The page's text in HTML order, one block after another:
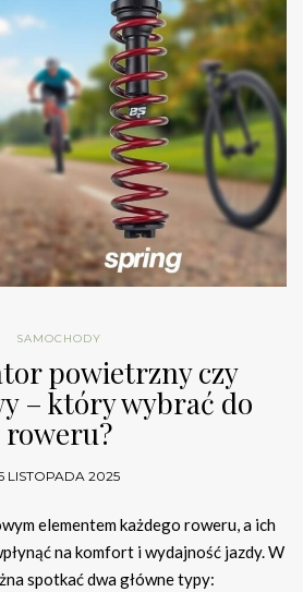
SAMOCHODY
powietrzny czy
– który wybrać do
roweru?
LISTOPADA 2025
elementem każdego roweru, a ich
na komfort i wydajność jazdy. W
spotkać dwa główne typy: